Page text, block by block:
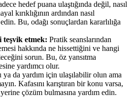
hedef puana ulaştığında değil, nasıl
kırıklığının ardından nasıl
Bu, odağı sonuçlardan kararlılığa
teşvik etmek: Pratik seanslarından
hakkında ne hissettiğini ve hangi
sorun. Bu, öz yansıtma
yardımcı olur.
ya da yardım için ulaşılabilir olun ama
Kafasını karıştıran bir konu varsa,
çözüm bulmasına yardım edin.